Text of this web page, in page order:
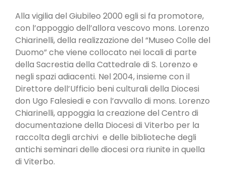
Alla vigilia del Giubileo 2000 egli si fa promotore,
con l’appoggio dell’allora vescovo mons. Lorenzo
Chiarinelli, della realizzazione del “Museo Colle del
Duomo” che viene collocato nei locali di parte
della Sacrestia della Cattedrale di S. Lorenzo e
negli spazi adiacenti. Nel 2004, insieme con il
Direttore dell’Ufficio beni culturali della Diocesi
don Ugo Falesiedi e con l’avvallo di mons. Lorenzo
Chiarinelli, appoggia la creazione del Centro di
documentazione della Diocesi di Viterbo per la
raccolta degli archivi e delle biblioteche degli
antichi seminari delle diocesi ora riunite in quella
di Viterbo.